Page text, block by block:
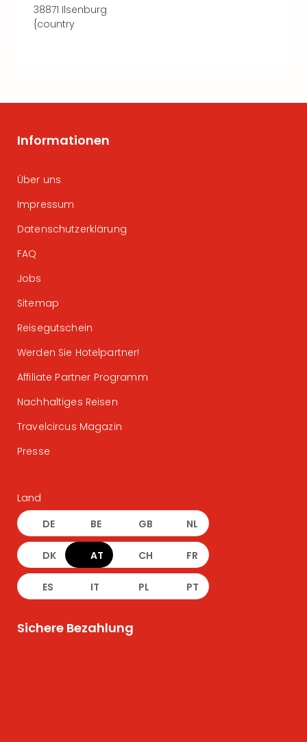
38871 Ilsenburg
{country
Informationen
Über uns
Impressum
Datenschutzerklärung
FAQ
Jobs
Sitemap
Reisegutschein
Werden Sie Hotelpartner!
Affiliate Partner Programm
Nachhaltiges Reisen
Travelcircus Magazin
Presse
Land
DE BE GB NL
DK AT CH FR
ES IT PL PT
Sichere Bezahlung